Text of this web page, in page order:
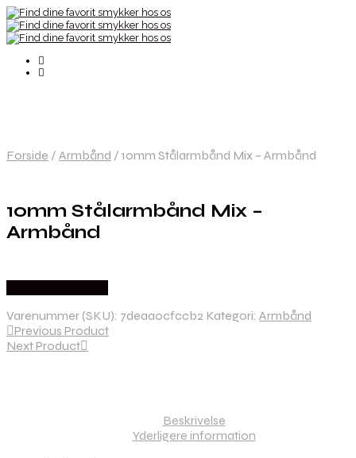
Forside / Armbånd / 10mm Stålarmbånd Mix – Armbånd
10mm Stålarmbånd Mix –
Armbånd
Varenummer (SKU): 7deaa0cfccb2 Kategori: Armbånd
Previous Product
Next Product
Beskrivelse
Yderligere information